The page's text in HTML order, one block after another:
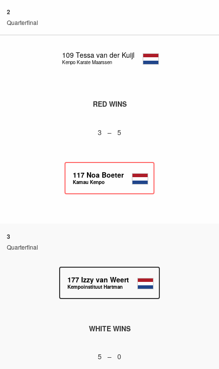
2
Quarterfinal
109 Tessa van der Kuijl
Kenpo Karate Maarssen
RED WINS
3 – 5
117 Noa Boeter
Kamau Kenpo
3
Quarterfinal
177 Izzy van Weert
Kempoinstituut Hartman
WHITE WINS
5 – 0